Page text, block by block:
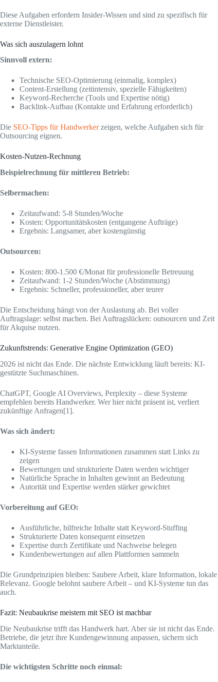
Diese Aufgaben erfordern Insider-Wissen und sind zu spezifisch für
externe Dienstleister.
Was sich auszulagern lohnt
Sinnvoll extern:
Technische SEO-Optimierung (einmalig, komplex)
Content-Erstellung (zeitintensiv, spezielle Fähigkeiten)
Keyword-Recherche (Tools und Expertise nötig)
Backlink-Aufbau (Kontakte und Erfahrung erforderlich)
Die SEO-Tipps für Handwerkerzeigen, welche Aufgaben sich für
Outsourcing eignen.
Kosten-Nutzen-Rechnung
Beispielrechnung für mittleren Betrieb:
Selbermachen:
Zeitaufwand: 5-8 Stunden/Woche
Kosten: Opportunitätskosten (entgangene Aufträge)
Ergebnis: Langsamer, aber kostengünstig
Outsourcen:
Kosten: 800-1.500 €/Monat für professionelle Betreuung
Zeitaufwand: 1-2 Stunden/Woche (Abstimmung)
Ergebnis: Schneller, professioneller, aber teurer
Die Entscheidung hängt von der Auslastung ab. Bei voller
Auftragslage: selbst machen. Bei Auftragslücken: outsourcen und Zeit
für Akquise nutzen.
Zukunftstrends: Generative Engine Optimization (GEO)
2026 ist nicht das Ende. Die nächste Entwicklung läuft bereits: KI-
gestützte Suchmaschinen.
ChatGPT, Google AI Overviews, Perplexity – diese Systeme
empfehlen bereits Handwerker. Wer hier nicht präsent ist, verliert
zukünftige Anfragen[1].
Was sich ändert:
KI-Systeme fassen Informationen zusammen statt Links zu
zeigen
Bewertungen und strukturierte Daten werden wichtiger
Natürliche Sprache in Inhalten gewinnt an Bedeutung
Autorität und Expertise werden stärker gewichtet
Vorbereitung auf GEO:
Ausführliche, hilfreiche Inhalte statt Keyword-Stuffing
Strukturierte Daten konsequent einsetzen
Expertise durch Zertifikate und Nachweise belegen
Kundenbewertungen auf allen Plattformen sammeln
Die Grundprinzipien bleiben: Saubere Arbeit, klare Information, lokale
Relevanz. Google belohnt saubere Arbeit – und KI-Systeme tun das
auch.
Fazit: Neubaukrise meistern mit SEO ist machbar
Die Neubaukrise trifft das Handwerk hart. Aber sie ist nicht das Ende.
Betriebe, die jetzt ihre Kundengewinnung anpassen, sichern sich
Marktanteile.
Die wichtigsten Schritte noch einmal: